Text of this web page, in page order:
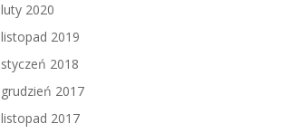
luty 2020
listopad 2019
styczeń 2018
grudzień 2017
listopad 2017